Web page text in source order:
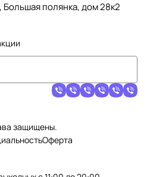
полянка, дом 28к2
защищены.
Оферта